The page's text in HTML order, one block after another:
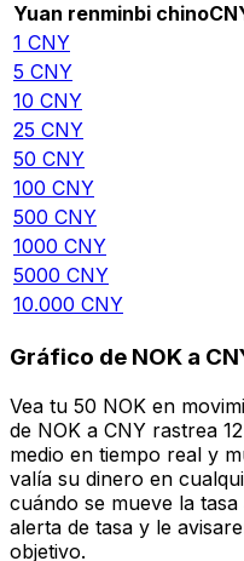
Yuan renminbi chino
1 CNY
5 CNY
10 CNY
25 CNY
50 CNY
100 CNY
500 CNY
1000 CNY
5000 CNY
10.000 CNY
Gráfico de NOK a
Vea tu 50 NOK en
de NOK a CNY rastrea
medio en tiempo real y
valía su dinero en
cuándo se mueve la
alerta de tasa y le
objetivo.